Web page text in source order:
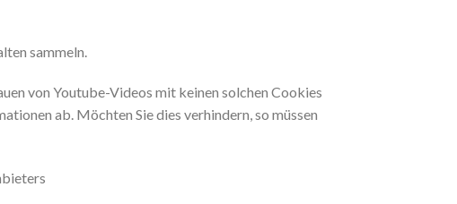
sammeln.
von Youtube-Videos mit keinen solchen Cookies
ab. Möchten Sie dies verhindern, so müssen